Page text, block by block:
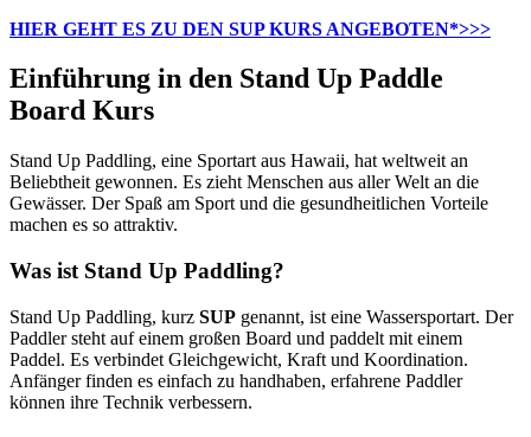
HIER GEHT ES ZU DEN SUP KURS ANGEBOTEN*>>>
Einführung in den Stand Up Paddle
Board Kurs
Stand Up Paddling, eine Sportart aus Hawaii, hat weltweit an
Beliebtheit gewonnen. Es zieht Menschen aus aller Welt an die
Gewässer. Der Spaß am Sport und die gesundheitlichen Vorteile
machen es so attraktiv.
Was ist Stand Up Paddling?
Stand Up Paddling, kurz SUP genannt, ist eine Wassersportart. Der
Paddler steht auf einem großen Board und paddelt mit einem
Paddel. Es verbindet Gleichgewicht, Kraft und Koordination.
Anfänger finden es einfach zu handhaben, erfahrene Paddler
können ihre Technik verbessern.